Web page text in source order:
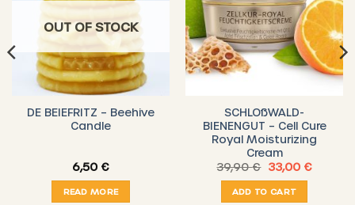
OUT OF STOCK
DE BEIEFRITZ – Beehive
Candle
6,50 €
READ MORE
SCHLOßWALD-
BIENENGUT – Cell Cure
Royal Moisturizing
Cream
39,90€ Original
price
was:
39,90 €.
33,00 €Current
ADD TO CART